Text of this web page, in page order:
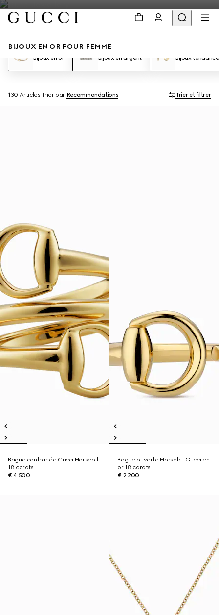
BIJOUX EN OR POUR FEMME
Bijoux en or Bijoux en argent Bijoux tendance
130 Articles Trier par Recommandations Trier et filtrer
Bague contrariée Gucci Horsebit
18 carats
€ 4.500
Bague ouverte Horsebit Gucci en
or 18 carats
€ 2.200